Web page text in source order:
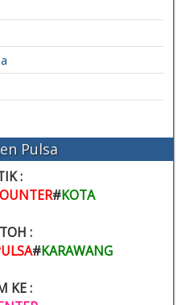
Pulsa
:
#KOTA
:
#KARAWANG
KE :